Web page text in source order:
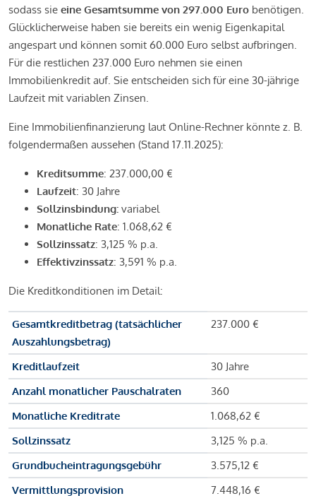
sodass sie eine Gesamtsumme von 297.000 Euro benötigen.
Glücklicherweise haben sie bereits ein wenig Eigenkapital
angespart und können somit 60.000 Euro selbst aufbringen.
Für die restlichen 237.000 Euro nehmen sie einen
Immobilienkredit auf. Sie entscheiden sich für eine 30-jährige
Laufzeit mit variablen Zinsen.
Eine Immobilienfinanzierung laut Online-Rechner könnte z. B.
folgendermaßen aussehen (Stand 17.11.2025):
Kreditsumme: 237.000,00 €
Laufzeit: 30 Jahre
Sollzinsbindung: variabel
Monatliche Rate: 1.068,62 €
Sollzinssatz: 3,125 % p.a.
Effektivzinssatz: 3,591 % p.a.
Die Kreditkonditionen im Detail:
Gesamtkreditbetrag (tatsächlicher
Auszahlungsbetrag)
237.000 €
Kreditlaufzeit
30 Jahre
Anzahl monatlicher Pauschalraten
360
Monatliche Kreditrate
1.068,62 €
Sollzinssatz
3,125 % p.a.
Grundbucheintragungsgebühr
3.575,12 €
Vermittlungsprovision
7.448,16 €